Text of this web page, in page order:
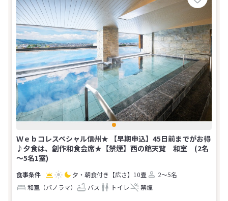
Ｗｅｂコレスペシャル信州★ 【早期申込】45日前までがお得
♪夕食は、創作和食会席★【禁煙】西の館天覧 和室 (2名
～5名1室)
夕・朝食付き 【広さ】10畳
2～5名
和室（パノラマ）
バス トイレ 禁煙